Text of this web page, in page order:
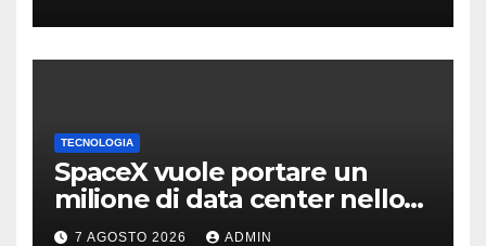
TECNOLOGIA
SpaceX vuole portare un
milione di data center nello
spazio: Nvidia sarà il cervello
7 AGOSTO 2026 ADMIN